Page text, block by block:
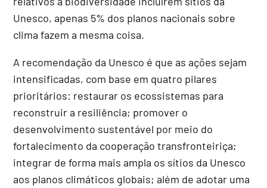
Unesco, apenas 5% dos planos nacionais sobre
clima fazem a mesma coisa.
A recomendação da Unesco é que as ações sejam
intensificadas, com base em quatro pilares
prioritários: restaurar os ecossistemas para
reconstruir a resiliência; promover o
desenvolvimento sustentável por meio do
fortalecimento da cooperação transfronteiriça;
integrar de forma mais ampla os sítios da Unesco
aos planos climáticos globais; além de adotar uma